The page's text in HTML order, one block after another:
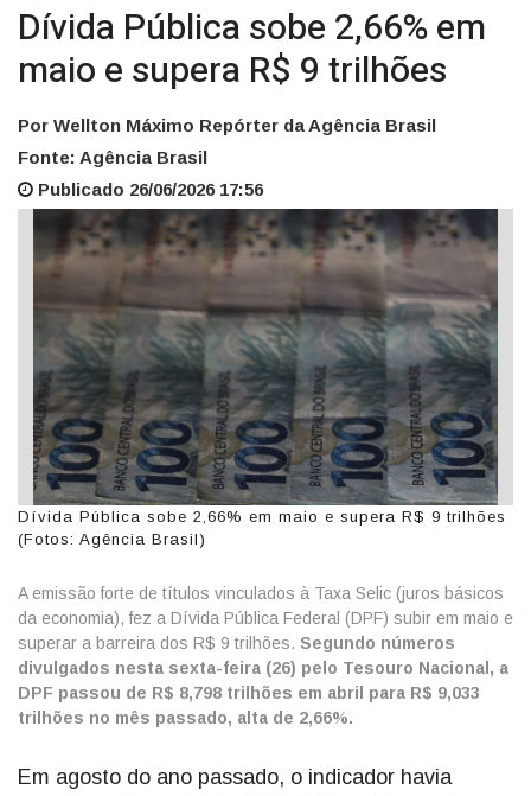
Dívida Pública sobe 2,66% em
maio e supera R$ 9 trilhões
Por Wellton Máximo Repórter da Agência Brasil
Fonte: Agência Brasil
Publicado 26/06/2026 17:56
Dívida Pública sobe 2,66% em maio e supera R$ 9 trilhões
(Fotos: Agência Brasil)
A emissão forte de títulos vinculados à Taxa Selic (juros básicos
da economia), fez a Dívida Pública Federal (DPF) subir em maio e
superar a barreira dos R$ 9 trilhões. Segundo números
divulgados nesta sexta-feira (26) pelo Tesouro Nacional, a
DPF passou de R$ 8,798 trilhões em abril para R$ 9,033
trilhões no mês passado, alta de 2,66%.
Em agosto do ano passado, o indicador havia